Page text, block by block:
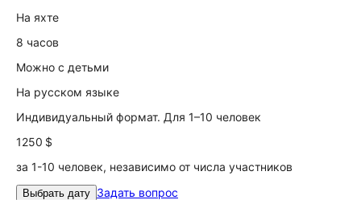
На яхте
8 часов
Можно с детьми
На русском языке
Индивидуальный формат. Для 1–10 человек
1250 $
за 1-10 человек, независимо от числа участников
Выбрать дату Задать вопрос